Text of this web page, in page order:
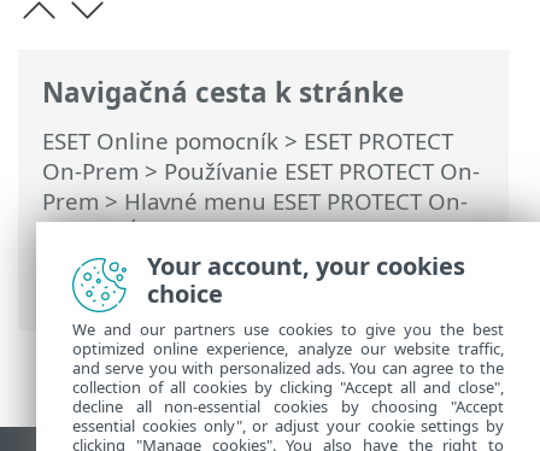
Navigačná cesta k stránke
ESET Online pomocník > ESET PROTECT
On-Prem > Používanie ESET PROTECT On-
Prem>Hlavné menu ESET PROTECT On-
Prem>Úlohy>Serverové úlohy>
Synchronizácia statickej skupiny> Režim
synchronizácie – sieť MS Windows
Your account, your cookies
choice
We and our partners use cookies to give you the best
optimized online experience, analyze our website traffic,
and serve you with personalized ads. You can agree to the
collection of all cookies by clicking "Accept all and close",
decline all non-essential cookies by choosing "Accept
essential cookies only", or adjust your cookie settings by
clicking "Manage cookies". You also have the right to